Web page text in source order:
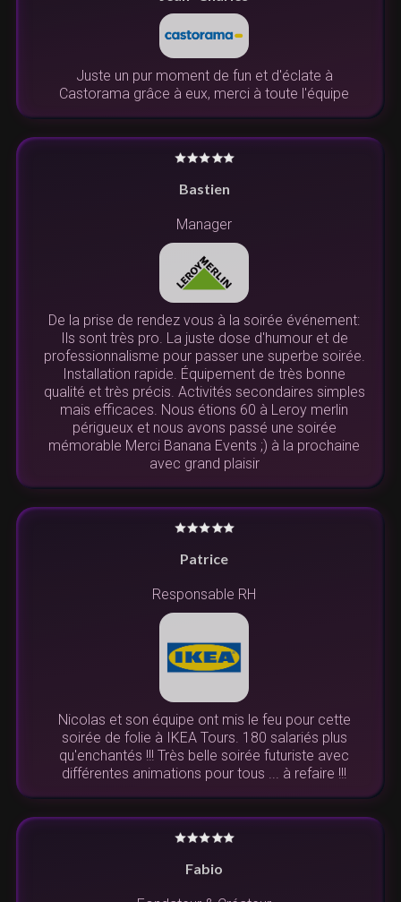
Juste un pur moment de fun et d'éclate à
Castorama grâce à eux, merci à toute l'équipe
Bastien
Manager
De la prise de rendez vous à la soirée événement:
Ils sont très pro. La juste dose d'humour et de
professionnalisme pour passer une superbe soirée.
Installation rapide. Équipement de très bonne
qualité et très précis. Activités secondaires simples
mais efficaces. Nous étions 60 à Leroy merlin
périgueux et nous avons passé une soirée
mémorable Merci Banana Events ;) à la prochaine
avec grand plaisir
Patrice
Responsable RH
Nicolas et son équipe ont mis le feu pour cette
soirée de folie à IKEA Tours. 180 salariés plus
qu'enchantés !!! Très belle soirée futuriste avec
différentes animations pour tous ... à refaire !!!
Fabio